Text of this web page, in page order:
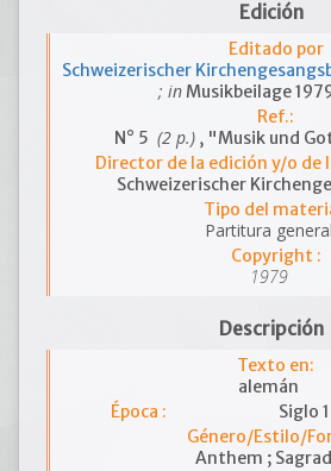
Edición
Editado por
Schweizerischer
; inMusikbeilage
Ref.:
N° 5 (2 p.), "Musik und
Director de la edición y/o de
Schweizerischer
Tipo del
Partitura general
Copyright :
1979
Descripción
Texto en:
alemán
Época :
Siglo
Género/Estilo/
Anthem ;